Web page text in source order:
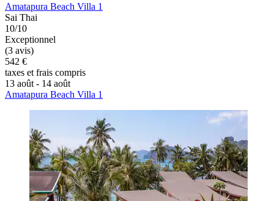
Amatapura Beach Villa 1
Sai Thai
10/10
Exceptionnel
(3 avis)
542 €
taxes et frais compris
13 août - 14 août
Amatapura Beach Villa 1